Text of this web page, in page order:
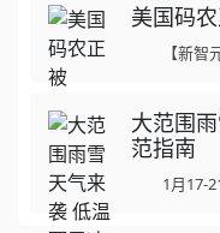
美国码
【新智元
大范围
范指南
1月17-21